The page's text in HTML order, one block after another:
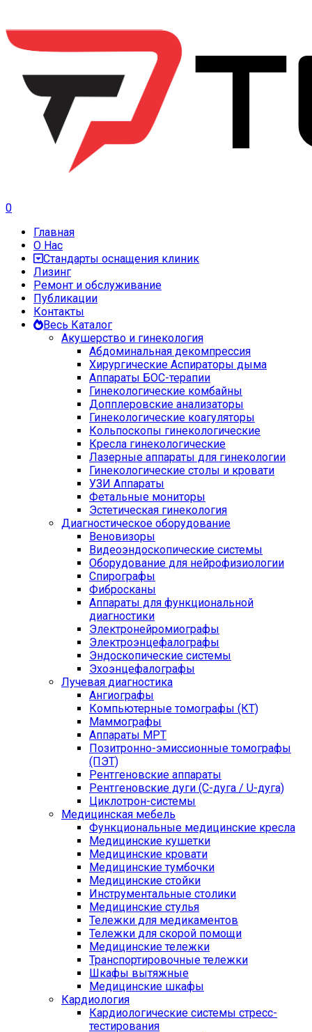
0
Главная
О Нас
Стандарты оснащения клиник
Лизинг
Ремонт и обслуживание
Публикации
Контакты
Весь Каталог
Акушерство и гинекология
Абдоминальная декомпрессия
Хирургические Аспираторы дыма
Аппараты БОС-терапии
Гинекологические комбайны
Допплеровские анализаторы
Гинекологические коагуляторы
Кольпоскопы гинекологические
Кресла гинекологические
Лазерные аппараты для гинекологии
Гинекологические столы и кровати
УЗИ Аппараты
Фетальные мониторы
Эстетическая гинекология
Диагностическое оборудование
Веновизоры
Видеоэндоскопические системы
Оборудование для нейрофизиологии
Спирографы
Фибросканы
Аппараты для функциональной
диагностики
Электронейромиографы
Электроэнцефалографы
Эндоскопические системы
Эхоэнцефалографы
Лучевая диагностика
Ангиографы
Компьютерные томографы (КТ)
Маммографы
Аппараты МРТ
Позитронно-эмиссионные томографы
(ПЭТ)
Рентгеновские аппараты
Рентгеновские дуги (С-дуга / U-дуга)
Циклотрон-системы
Медицинская мебель
Функциональные медицинские кресла
Медицинские кушетки
Медицинские кровати
Медицинские тумбочки
Медицинские стойки
Инструментальные столики
Медицинские стулья
Тележки для медикаментов
Тележки для скорой помощи
Медицинские тележки
Транспортировочные тележки
Шкафы вытяжные
Медицинские шкафы
Кардиология
Кардиологические системы стресс-
тестирования